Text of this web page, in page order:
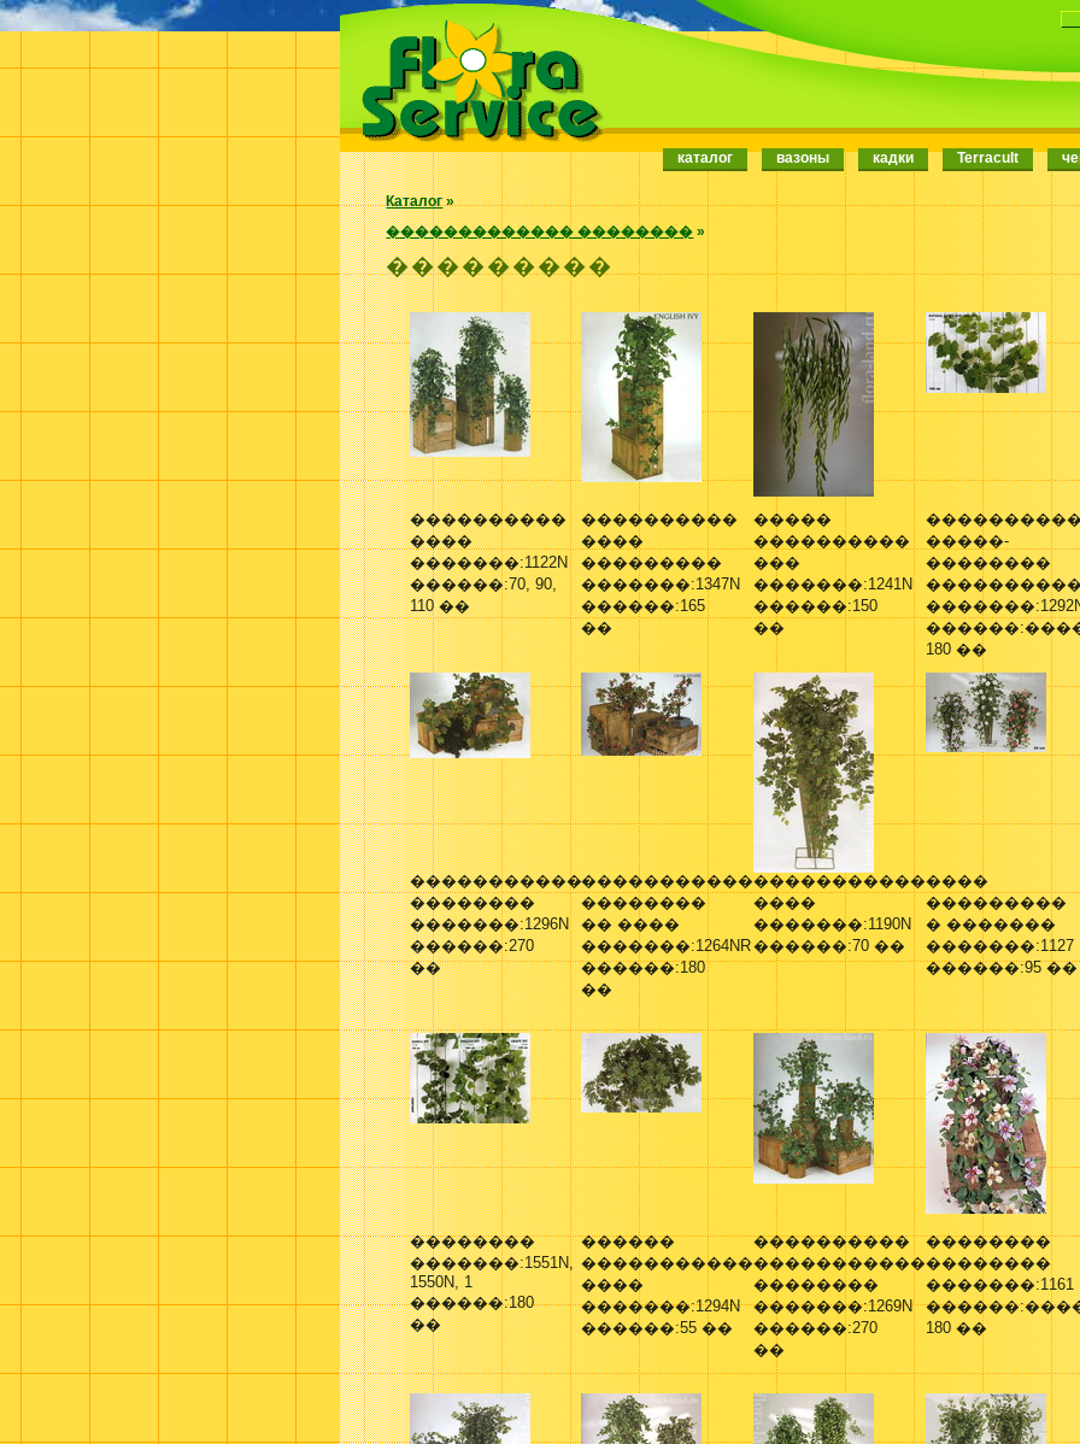
каталог вазоны кадки Terracult
Каталог»
������������� �������� »
���������
����������
����
�������:1122N
������:70, 90,
110 ��
����������
����
���������
�������:1347N
������:165
��
�����
����������
���
�������:1241N
������:150
��
�����-
��������
180 ��
�����������
��������
�������:1296N
������:270
��
�����������
��������
�� ����
�������:1264NR
������:180
��
�����������
����
�������:1190N
������:70 ��
����
���������
� �������
�������:1127
������:95 ��
��������
�������:1551N,
1550N, 1
������:180
��
������
�����������
����
�������:1294N
������:55 ��
����������
�����������
��������
�������:1269N
������:270
��
��������
��������
�������:1161
180 ��